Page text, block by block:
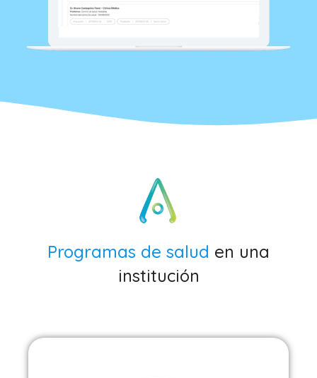
Programas de salud en una
institución